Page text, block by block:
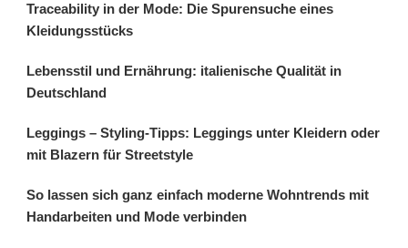
Traceability in der Mode: Die Spurensuche eines
Kleidungsstücks
Lebensstil und Ernährung: italienische Qualität in
Deutschland
Leggings – Styling-Tipps: Leggings unter Kleidern oder
mit Blazern für Streetstyle
So lassen sich ganz einfach moderne Wohntrends mit
Handarbeiten und Mode verbinden